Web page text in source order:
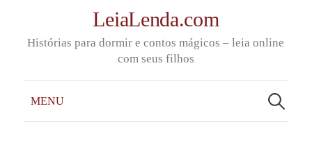
content
LeiaLenda.com
Histórias para dormir e contos mágicos – leia online
com seus filhos
MENU
por: